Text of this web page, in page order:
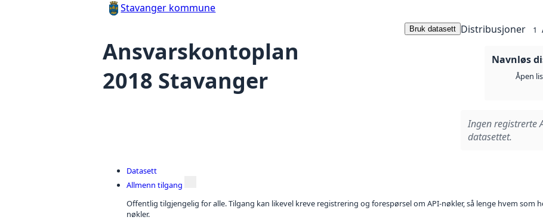
Stavanger kommune
Ansvarskontoplan
2018 Stavanger
Bruk datasett Distribusjoner 1
Navnløs
Åpen
Ingen registrerte
datasettet.
Datasett
Allmenn tilgang
Offentlig tilgjengelig for alle. Tilgang kan likevel kreve registrering og forespørsel om API-nøkler, så lenge hvem som
nøkler.